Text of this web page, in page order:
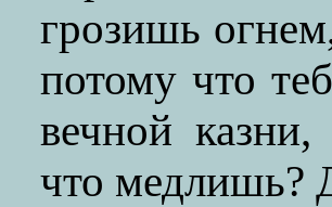
грозишь
потому что
вечной
что медлишь?